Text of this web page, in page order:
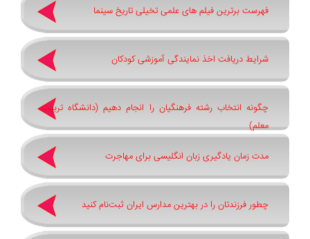
فهرست برترین فیلم های علمی تخیلی تاریخ سینما
شرایط دریافت اخذ نمایندگی آموزشی کودکان
چگونه انتخاب رشته فرهنگیان را انجام دهیم (دانشگاه تربیت
معلم)
مدت زمان یادگیری زبان انگلیسی برای مهاجرت
چطور فرزندتان را در بهترین مدارس ایران ثبت‌نام کنید